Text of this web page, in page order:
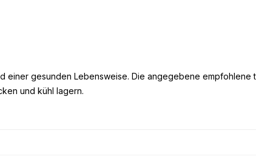
einer gesunden Lebensweise. Die angegebene empfohlene
und kühl lagern.